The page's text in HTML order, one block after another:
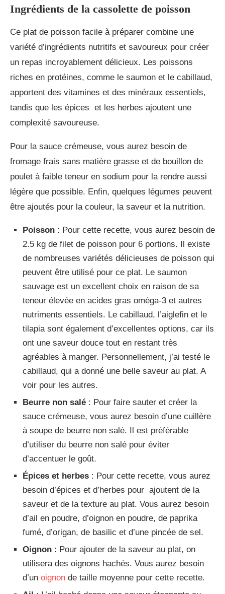
Ingrédients de la cassolette de poisson
Ce plat de poisson facile à préparer combine une
variété d’ingrédients nutritifs et savoureux pour créer
un repas incroyablement délicieux. Les poissons
riches en protéines, comme le saumon et le cabillaud,
apportent des vitamines et des minéraux essentiels,
tandis que les épices et les herbes ajoutent une
complexité savoureuse.
Pour la sauce crémeuse, vous aurez besoin de
fromage frais sans matière grasse et de bouillon de
poulet à faible teneur en sodium pour la rendre aussi
légère que possible. Enfin, quelques légumes peuvent
être ajoutés pour la couleur, la saveur et la nutrition.
Poisson : Pour cette recette, vous aurez besoin de
2.5 kg de filet de poisson pour 6 portions. Il existe
de nombreuses variétés délicieuses de poisson qui
peuvent être utilisé pour ce plat. Le saumon
sauvage est un excellent choix en raison de sa
teneur élevée en acides gras oméga-3 et autres
nutriments essentiels. Le cabillaud, l’aiglefin et le
tilapia sont également d’excellentes options, car ils
ont une saveur douce tout en restant très
agréables à manger. Personnellement, j’ai testé le
cabillaud, qui a donné une belle saveur au plat. A
voir pour les autres.
Beurre non salé : Pour faire sauter et créer la
sauce crémeuse, vous aurez besoin d’une cuillère
à soupe de beurre non salé. Il est préférable
d’utiliser du beurre non salé pour éviter
d’accentuer le goût.
Épices et herbes : Pour cette recette, vous aurez
besoin d’épices et d’herbes pour ajoutent de la
saveur et de la texture au plat. Vous aurez besoin
d’ail en poudre, d’oignon en poudre, de paprika
fumé, d’origan, de basilic et d’une pincée de sel.
Oignon : Pour ajouter de la saveur au plat, on
utilisera des oignons hachés. Vous aurez besoin
d’un oignon de taille moyenne pour cette recette.